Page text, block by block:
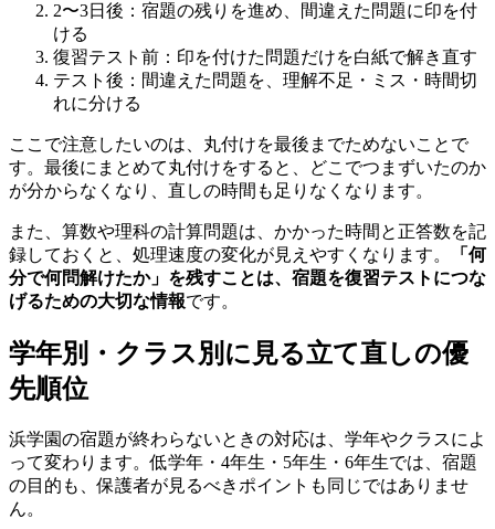
2〜3日後：宿題の残りを進め、間違えた問題に印を付
ける
復習テスト前：印を付けた問題だけを白紙で解き直す
テスト後：間違えた問題を、理解不足・ミス・時間切
れに分ける
ここで注意したいのは、丸付けを最後までためないことで
す。最後にまとめて丸付けをすると、どこでつまずいたのか
が分からなくなり、直しの時間も足りなくなります。
また、算数や理科の計算問題は、かかった時間と正答数を記
録しておくと、処理速度の変化が見えやすくなります。
「何
分で何問解けたか」を残すことは、宿題を復習テストにつな
げるための大切な情報です。
学年別・クラス別に見る立て直しの優
先順位
浜学園の宿題が終わらないときの対応は、学年やクラスによ
って変わります。低学年・4年生・5年生・6年生では、宿題
の目的も、保護者が見るべきポイントも同じではありませ
ん。